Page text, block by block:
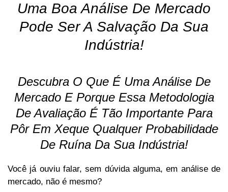
Uma Boa Análise De Mercado
Pode Ser A Salvação Da Sua
Indústria!
Descubra O Que É Uma Análise De
Mercado E Porque Essa Metodologia
De Avaliação É Tão Importante Para
Pôr Em Xeque Qualquer Probabilidade
De Ruína Da Sua Indústria!
Você já ouviu falar, sem dúvida alguma, em análise de
mercado, não é mesmo?